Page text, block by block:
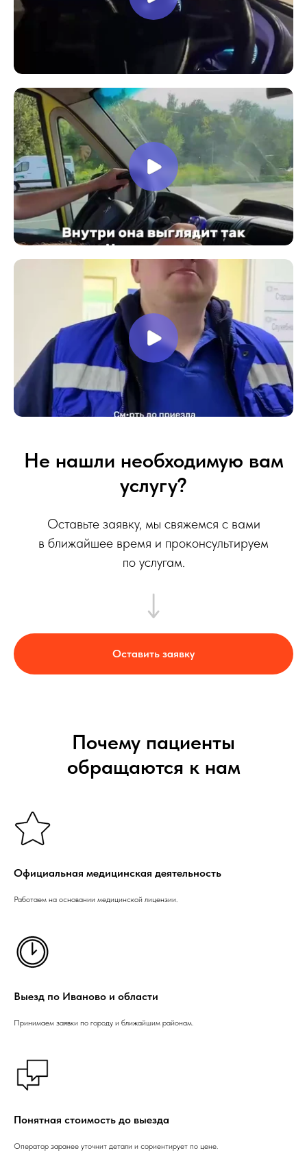
Не нашли необходимую вам
услугу?
Оставьте заявку, мы свяжемся с вами
в ближайшее время и проконсультируем
по услугам.
Оставить заявку
Почему пациенты
обращаются к нам
Официальная медицинская деятельность
Работаем на основании медицинской лицензии.
Выезд по Иваново и области
Принимаем заявки по городу и ближайшим районам.
Понятная стоимость до выезда
Оператор заранее уточнит детали и сориентирует по цене.